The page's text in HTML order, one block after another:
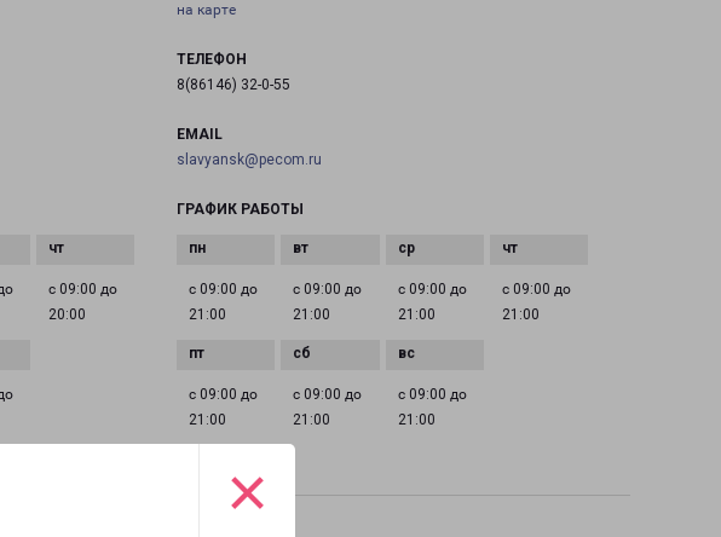
×
с 09:00 до
20:00
на карте
ТЕЛЕФОН
8(86146) 32-0-55
EMAIL
slavyansk@pecom.ru
ГРАФИК РАБОТЫ
с 09:00 до
21:00
с 09:00 до
21:00
с 09:00 до
21:00
с 09:00 до
21:00
с 09:00 до
21:00
с 09:00 до
21:00
с 09:00 до
21:00